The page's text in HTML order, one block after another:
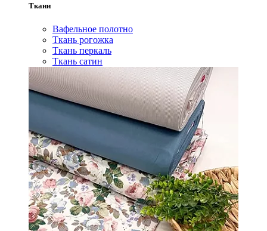
Ткани
Вафельное полотно
Ткань рогожка
Ткань перкаль
Ткань сатин